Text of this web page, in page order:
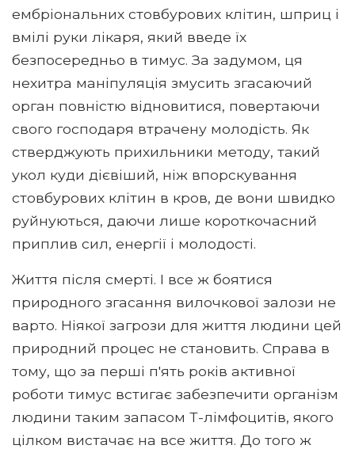
ембріональних стовбурових клітин, шприц і
вмілі руки лікаря, який введе їх
безпосередньо в тимус. За задумом, ця
нехитра маніпуляція змусить згасаючий
орган повністю відновитися, повертаючи
свого господаря втрачену молодість. Як
стверджують прихильники методу, такий
укол куди дієвіший, ніж впорскування
стовбурових клітин в кров, де вони швидко
руйнуються, даючи лише короткочасний
приплив сил, енергії і молодості.
Життя після смерті. І все ж боятися
природного згасання вилочкової залози не
варто. Ніякої загрози для життя людини цей
природний процес не становить. Справа в
тому, що за перші п'ять років активної
роботи тимус встигає забезпечити організм
людини таким запасом Т-лімфоцитів, якого
цілком вистачає на все життя. До того ж